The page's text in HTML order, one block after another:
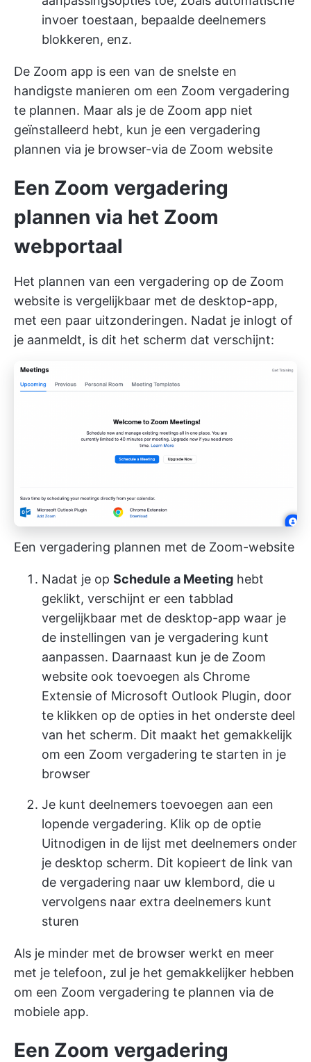
invoer toestaan, bepaalde deelnemers
blokkeren, enz.
De Zoom app is een van de snelste en
handigste manieren om een Zoom vergadering
te plannen. Maar als je de Zoom app niet
geïnstalleerd hebt, kun je een vergadering
plannen via je browser-via de Zoom website
Een Zoom vergadering
plannen via het Zoom
webportaal
Het plannen van een vergadering op de Zoom
website is vergelijkbaar met de desktop-app,
met een paar uitzonderingen. Nadat je inlogt of
je aanmeldt, is dit het scherm dat verschijnt:
Een vergadering plannen met de Zoom-website
Nadat je op Schedule a Meeting hebt
geklikt, verschijnt er een tabblad
vergelijkbaar met de desktop-app waar je
de instellingen van je vergadering kunt
aanpassen. Daarnaast kun je de Zoom
website ook toevoegen als Chrome
Extensie of Microsoft Outlook Plugin, door
te klikken op de opties in het onderste deel
van het scherm. Dit maakt het gemakkelijk
om een Zoom vergadering te starten in je
browser
Je kunt deelnemers toevoegen aan een
lopende vergadering. Klik op de optie
Uitnodigen in de lijst met deelnemers onder
je desktop scherm. Dit kopieert de link van
de vergadering naar uw klembord, die u
vervolgens naar extra deelnemers kunt
sturen
Als je minder met de browser werkt en meer
met je telefoon, zul je het gemakkelijker hebben
om een Zoom vergadering te plannen via de
mobiele app.
Een Zoom vergadering